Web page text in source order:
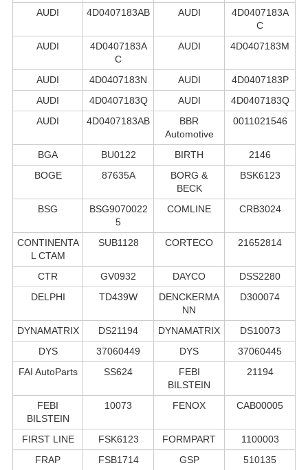
AUDI 4D0407183AB AUDI
4D0407183A
C
AUDI
4D0407183A
C
AUDI 4D0407183M
AUDI 4D0407183N AUDI
4D0407183P
AUDI
4D0407183Q AUDI
4D0407183Q
AUDI
4D0407183AB
BBR
Automotive
0011021546
BGA BU0122 BIRTH
2146
BOGE
87635A
BORG &
BECK
BSK6123
BSG
BSG9070022
5
COMLINE CRB3024
CONTINENTA
L CTAM
SUB1128 CORTECO 21652814
CTR GV0932 DAYCO
DSS2280
DELPHI
TD439W
DENCKERMA
NN
D300074
DYNAMATRIX DS21194 DYNAMATRIX
DS10073
DYS
37060449 DYS
37060445
FAI AutoParts
SS624
FEBI
BILSTEIN
21194
FEBI
BILSTEIN
10073 FENOX CAB00005
FIRST LINE FSK6123 FORMPART
1100003
FRAP
FSB1714 GSP
510135